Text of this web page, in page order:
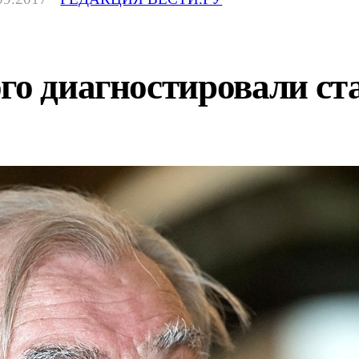
диагностировали